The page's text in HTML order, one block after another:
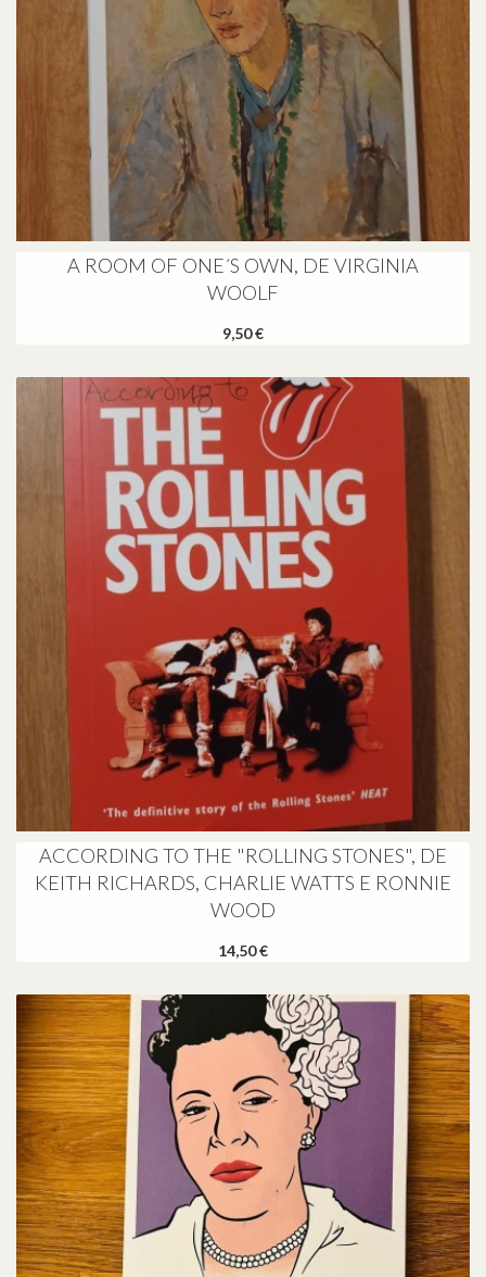
A ROOM OF ONE´S OWN, DE VIRGINIA
WOOLF
9,50 €
ACCORDING TO THE "ROLLING STONES", DE
KEITH RICHARDS, CHARLIE WATTS E RONNIE
WOOD
14,50 €